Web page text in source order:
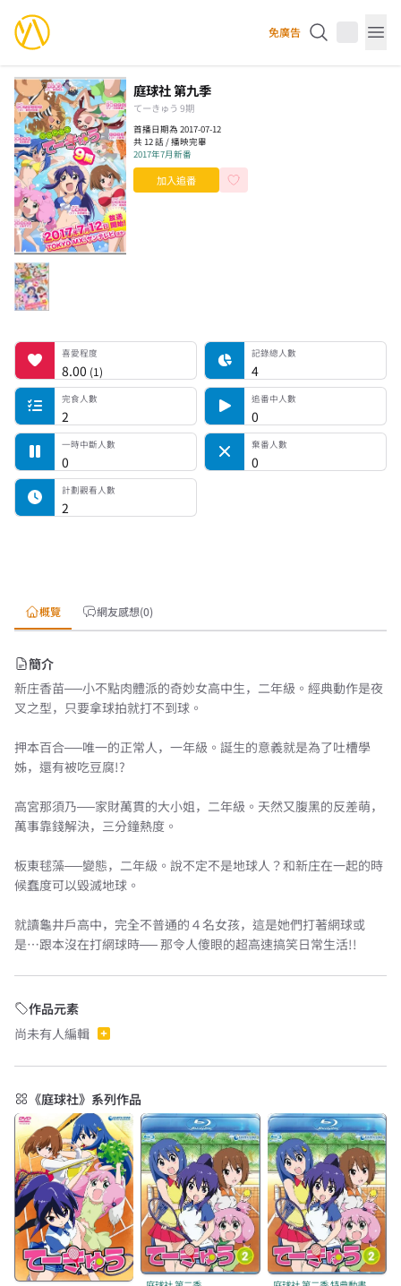
YourAnimes 你的動畫 免廣告
庭球社 第九季
てーきゅう 9期
首播日期為 2017-07-12
共 12 話 / 播映完畢
2017年7月新番
加入追番
喜愛程度喜愛程度
8.00 (1)
記錄總人數 記錄總人數
4
完食人數
完食人數
2
追番中人數
追番中人數
0
一時中斷人數
一時中斷人數
0
棄番人數
棄番人數
0
計劃觀看人數
計劃觀看人數
2
概覽 網友感想(0)
簡介
新庄香苗──小不點肉體派的奇妙女高中生，二年級。經典動作是夜
叉之型，只要拿球拍就打不到球。
押本百合──唯一的正常人，一年級。誕生的意義就是為了吐槽學
姊，還有被吃豆腐!?
高宮那須乃──家財萬貫的大小姐，二年級。天然又腹黑的反差萌，
萬事靠錢解決，三分鐘熱度。
板東毬藻──變態，二年級。說不定不是地球人？和新庄在一起的時
候蠢度可以毀滅地球。
就讀龜井戶高中，完全不普通的４名女孩，這是她們打著網球或
是…跟本沒在打網球時── 那令人傻眼的超高速搞笑日常生活!!
作品元素
尚未有人編輯
《庭球社》系列作品